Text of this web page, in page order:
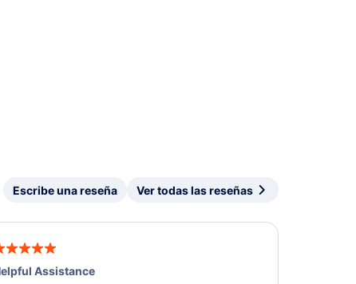
Escribe una reseña Ver todas las reseñas
Assistance